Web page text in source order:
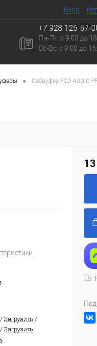
Вход
+7 928 126-57-
Пн-Пт: с 9:00 до
Сб-Вc: с 9:00 до
• Сабвуфер FSD AUDIO
/ Загрузить /
/ Загрузить